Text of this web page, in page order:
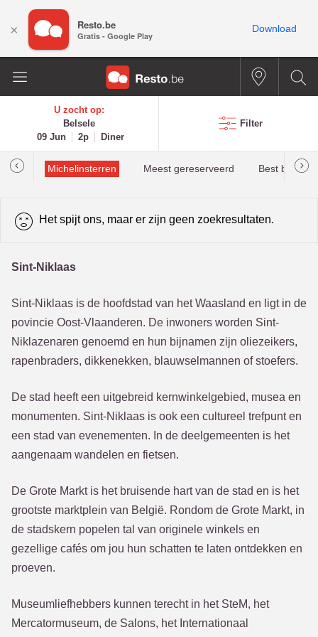
U zocht op:
Belsele
09 Jun
2p Diner
Filter
Michelinsterren Meest gereserveerd Best
Het spijt ons, maar er zijn geen zoekresultaten.
Sint-Niklaas
Sint-Niklaas is de hoofdstad van het Waasland en ligt in de
povincie Oost-Vlaanderen. De inwoners worden Sint-
Niklazenaren genoemd en hun bijnamen zijn oliezeikers,
rapenbraders, dikkenekken, blauwselmannen of stoefers.
De stad heeft een uitgebreid kernwinkelgebied, musea en
monumenten. Sint-Niklaas is ook een cultureel trefpunt en
een stad van evenementen. In de deelgemeenten is het
aangenaam wandelen en fietsen.
De Grote Markt is het bruisende hart van de stad en is het
grootste marktplein van België. Rondom de Grote Markt, in
de stadskern popelen tal van originele winkels en
gezellige cafés om jou hun schatten te laten ontdekken en
proeven.
Museumliefhebbers kunnen terecht in het SteM, het
Mercatormuseum, de Salons, het Internationaal
× Resto.be
Gratis - Google Play
Download